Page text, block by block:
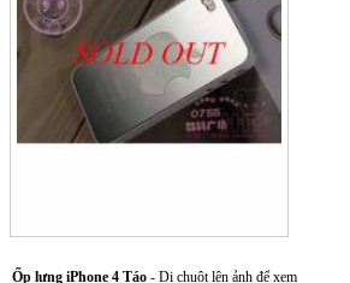
Ốp lưng iPhone 4 Táo- Di chuột lên ảnh để xem